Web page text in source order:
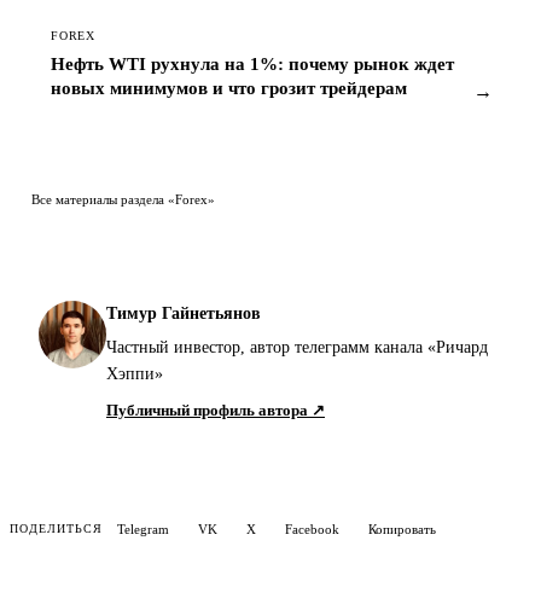
FOREX
Нефть WTI рухнула на 1%: почему рынок ждет
новых минимумов и что грозит трейдерам
→
Все материалы раздела «Forex»
Тимур Гайнетьянов
Частный инвестор, автор телеграмм канала «Ричард
Хэппи»
Публичный профиль автора ↗
ПОДЕЛИТЬСЯ Telegram VK X Facebook Копировать